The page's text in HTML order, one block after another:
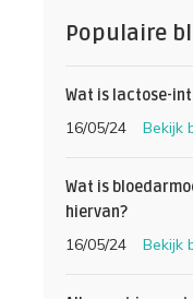
Populaire
Wat is lactose-
16/05/24 Bekijk
Wat is
hiervan?
16/05/24 Bekijk